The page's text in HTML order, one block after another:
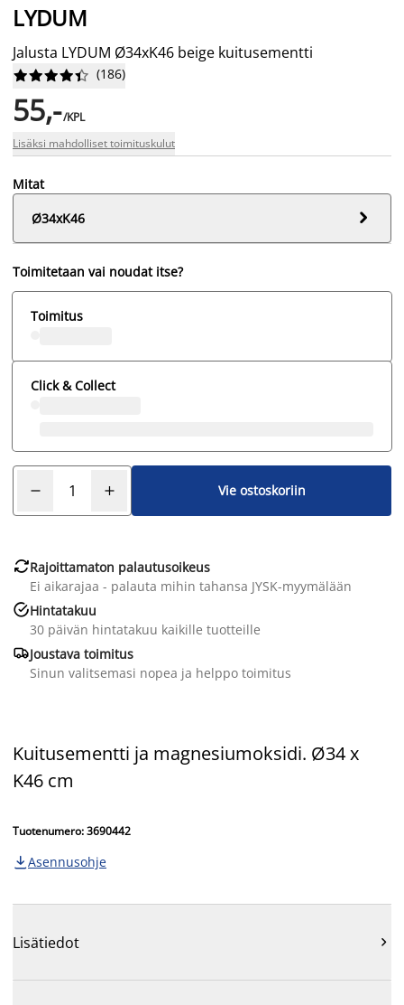
LYDUM
Jalusta LYDUM Ø34xK46 beige kuitusementti





 (186)
55,-/KPL
Lisäksi mahdolliset toimituskulut
Mitat
Ø34xK46

Toimitetaan vai noudat itse?
Toimitus
Click & Collect
Vie ostoskoriin
Rajoittamaton palautusoikeus
Ei aikarajaa - palauta mihin tahansa JYSK-myymälään
Hintatakuu
30 päivän hintatakuu kaikille tuotteille
Joustava toimitus
Sinun valitsemasi nopea ja helppo toimitus
Kuitusementti ja magnesiumoksidi. Ø34 x
K46 cm
Tuotenumero: 3690442
 Asennusohje
Lisätiedot 